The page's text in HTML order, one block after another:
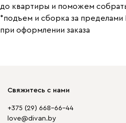
до квартиры и поможем
*подъем и сборка за
при оформлении заказа
Свяжитесь с нами
+375 (29) 668-66-44
love@divan.by